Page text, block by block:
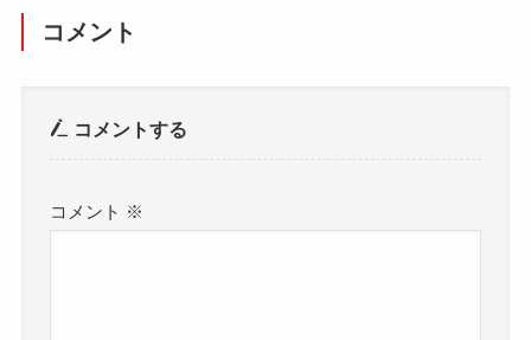
コメント
コメントする
コメント ※